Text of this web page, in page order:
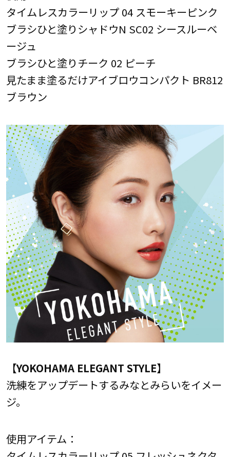
タイムレスカラーリップ 04 スモーキーピンク
ブラシひと塗りシャドウN SC02 シースルーベ
ージュ
ブラシひと塗りチーク 02 ピーチ
見たまま塗るだけアイブロウコンパクト BR812
ブラウン
【YOKOHAMA ELEGANT STYLE】
洗練をアップデートするみなとみらいをイメー
ジ。
使用アイテム：